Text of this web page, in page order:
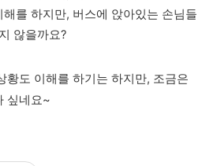
를 하지만, 버스에 앉아있는 손님들
않을까요?
황도 이해를 하기는 하지만, 조금은
싶네요~